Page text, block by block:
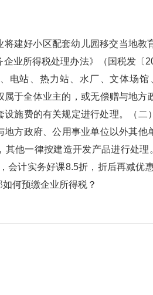
建好小区配套幼儿园移交当地教育局
业所得税处理办法》（国税发〔
电站、热力站、水厂、文体
全体业主的，或无偿赠与地方
施费的有关规定进行处理。（二
地方政府、公用事业单位以外其他
其他一律按建造开发产品进行处理
，会计实务好课8.5折，折后再
预缴企业所得税？